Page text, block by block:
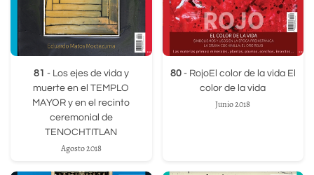
81 - Los ejes de vida y
muerte en el TEMPLO
MAYOR y en el recinto
ceremonial de
TENOCHTITLAN
Agosto 2018
80- RojoEl color de la vida El
color de la vida
Junio 2018